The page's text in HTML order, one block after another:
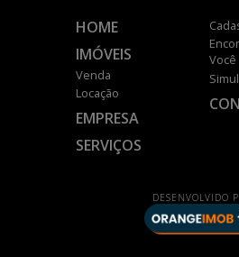
HOME
IMÓVEIS
Venda
Locação
EMPRESA
SERVIÇOS
Você
DESENVOLVIDO